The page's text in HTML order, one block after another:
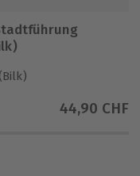
44,90 CHF